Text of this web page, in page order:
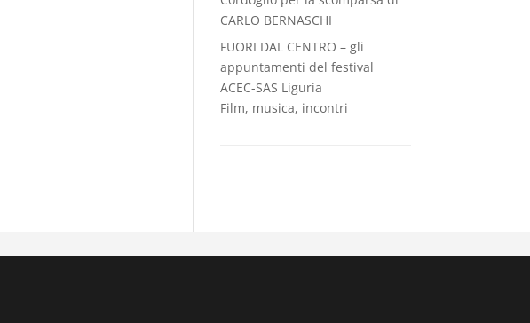
CARLO BERNASCHI
FUORI DAL CENTRO – gli
appuntamenti del festival
ACEC-SAS Liguria
Film, musica, incontri